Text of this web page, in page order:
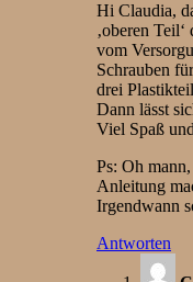
Hi Claudia,
‚oberen
vom
Schrauben
drei
Dann lässt
Viel Spaß
Ps: Oh
Anleitung
Irgendwann
Antworten